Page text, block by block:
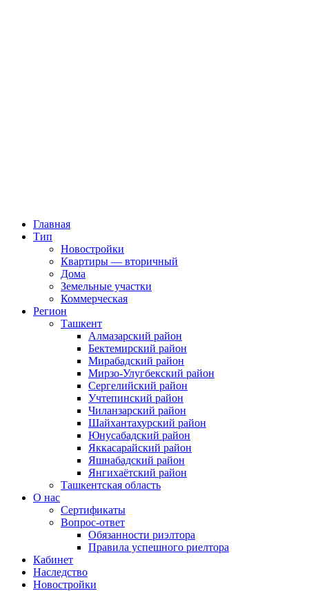
Главная
Тип
Новостройки
Квартиры — вторичный
Дома
Земельные участки
Коммерческая
Регион
Ташкент
Алмазарский район
Бектемирский район
Мирабадский район
Мирзо-Улугбекский район
Сергелийский район
Учтепинский район
Чиланзарский район
Шайхантахурский район
Юнусабадский район
Яккасарайский район
Яшнабадский район
Янгихаётский район
Ташкентская область
О нас
Сертификаты
Вопрос-ответ
Обязанности риэлтора
Правила успешного риелтора
Кабинет
Наследство
Новостройки